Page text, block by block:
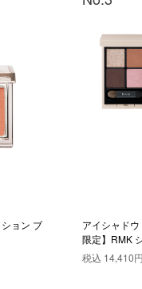
ョン ブ
アイシャド
限定】RMK
ドウパレット
税込 14,410円